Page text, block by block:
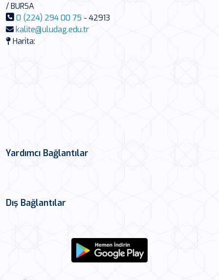
/ BURSA
0 (224) 294 00 75 - 42913
kalite@uludag.edu.tr
Harita:
Yardımcı Bağlantılar
Dış Bağlantılar